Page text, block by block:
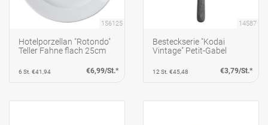
156125
Hotelporzellan "Rotondo"
Teller Fahne flach 25cm
6 St. €41,94 €6,99/St.*
14587
Besteckserie "Kodai
Vintage" Petit-Gabel
12 St. €45,48 €3,79/St.*